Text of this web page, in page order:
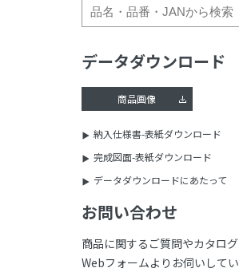
データダウンロード
商品画像
納入仕様書-表紙ダウンロード
完成図面-表紙ダウンロード
データダウンロードにあたって
お問い合わせ
商品に関するご質問やカタログ
Webフォームよりお伺いしてい